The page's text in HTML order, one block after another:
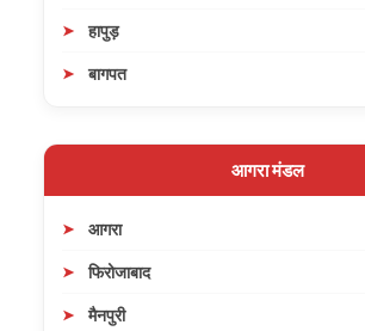
हापुड़
बागपत
आगरा मंडल
आगरा
फिरोजाबाद
मैनपुरी